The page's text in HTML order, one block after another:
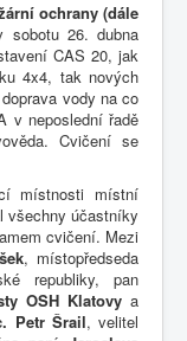
ochrany (dále
26. dubna
CAS 20, jak
4x4, tak nových
vody na co
v neposlední řadě
Cvičení se
místnosti místní
všechny účastníky
cvičení. Mezi
, místopředseda
republiky, pan
OSH Klatovy a
Petr Šrail, velitel